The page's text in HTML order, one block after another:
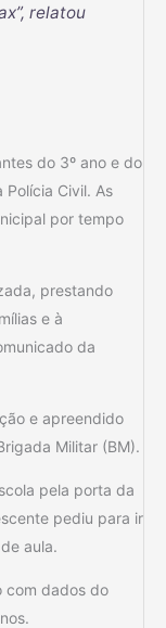
relatou
do 3º ano e do
Polícia Civil. As
por tempo
prestando
e à
da
e apreendido
Militar (BM).
pela porta da
pediu para ir
aula.
com dados do